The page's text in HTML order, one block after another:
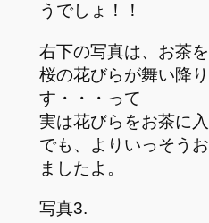
うでしょ！！
右下の写真は、お茶
桜の花びらが舞い降
す・・・って
実は花びらをお茶に
でも、よりいっそう
ましたよ。
写真3.